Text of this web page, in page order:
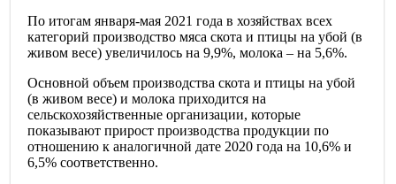
По итогам января-мая 2021 года в хозяйствах всех
категорий производство мяса скота и птицы на убой (в
живом весе) увеличилось на 9,9%, молока – на 5,6%.
Основной объем производства скота и птицы на убой
(в живом весе) и молока приходится на
сельскохозяйственные организации, которые
показывают прирост производства продукции по
отношению к аналогичной дате 2020 года на 10,6% и
6,5% соответственно.